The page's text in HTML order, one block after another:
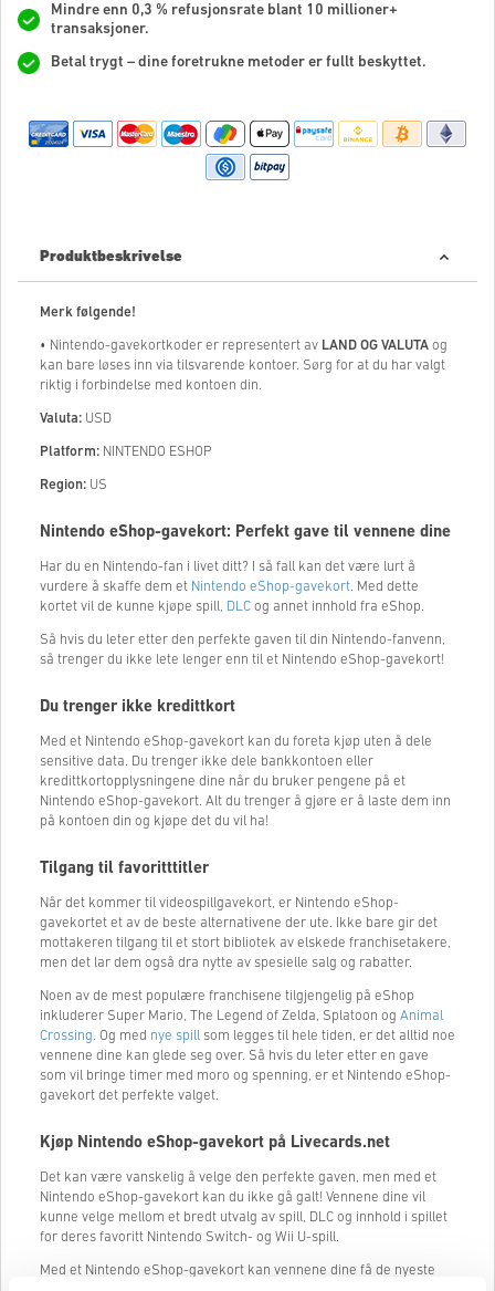
Mindre enn 0,3 % refusjonsrate blant 10 millioner+
transaksjoner.
Betal trygt – dine foretrukne metoder er fullt beskyttet.
Produktbeskrivelse
Merk følgende!
• Nintendo-gavekortkoder er representert av LAND OG VALUTA og
kan bare løses inn via tilsvarende kontoer. Sørg for at du har valgt
riktig i forbindelse med kontoen din.
Valuta: USD
Platform: NINTENDO ESHOP
Region: US
Nintendo eShop-gavekort: Perfekt gave til vennene dine
Har du en Nintendo-fan i livet ditt? I så fall kan det være lurt å
vurdere å skaffe dem et Nintendo eShop-gavekort. Med dette
kortet vil de kunne kjøpe spill, DLC og annet innhold fra eShop.
Så hvis du leter etter den perfekte gaven til din Nintendo-fanvenn,
så trenger du ikke lete lenger enn til et Nintendo eShop-gavekort!
Du trenger ikke kredittkort
Med et Nintendo eShop-gavekort kan du foreta kjøp uten å dele
sensitive data. Du trenger ikke dele bankkontoen eller
kredittkortopplysningene dine når du bruker pengene på et
Nintendo eShop-gavekort. Alt du trenger å gjøre er å laste dem inn
på kontoen din og kjøpe det du vil ha!
Tilgang til favoritttitler
Når det kommer til videospillgavekort, er Nintendo eShop-
gavekortet et av de beste alternativene der ute. Ikke bare gir det
mottakeren tilgang til et stort bibliotek av elskede franchisetakere,
men det lar dem også dra nytte av spesielle salg og rabatter.
Noen av de mest populære franchisene tilgjengelig på eShop
inkluderer Super Mario, The Legend of Zelda, Splatoon og Animal
Crossing. Og med nye spill som legges til hele tiden, er det alltid noe
vennene dine kan glede seg over. Så hvis du leter etter en gave
som vil bringe timer med moro og spenning, er et Nintendo eShop-
gavekort det perfekte valget.
Kjøp Nintendo eShop-gavekort på Livecards.net
Det kan være vanskelig å velge den perfekte gaven, men med et
Nintendo eShop-gavekort kan du ikke gå galt! Vennene dine vil
kunne velge mellom et bredt utvalg av spill, DLC og innhold i spillet
for deres favoritt Nintendo Switch- og Wii U-spill.
Med et Nintendo eShop-gavekort kan vennene dine få de nyeste